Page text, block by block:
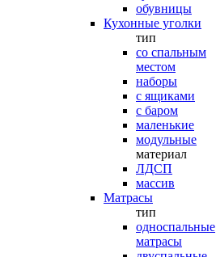
обувницы
Кухонные уголки
тип
со спальным
местом
наборы
с ящиками
с баром
маленькие
модульные
материал
ЛДСП
массив
Матрасы
тип
односпальные
матрасы